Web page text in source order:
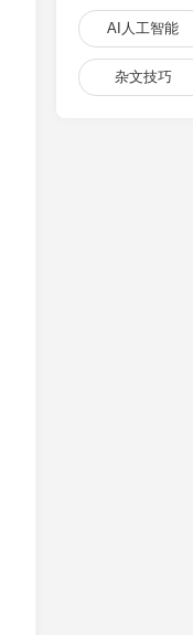
AI人工智能
杂文技巧